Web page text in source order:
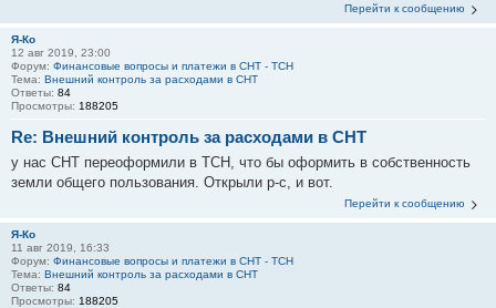
Перейти к сообщению
Я-Ко
12 авг 2019, 23:00
Форум: Финансовые вопросы и платежи в СНТ - ТСН
Тема: Внешний контроль за расходами в СНТ
Ответы: 84
Просмотры: 188205
Re: Внешний контроль за расходами в СНТ
у нас СНТ переоформили в ТСН, что бы оформить в собственность
земли общего пользования. Открыли р-с, и вот.
Перейти к сообщению
Я-Ко
11 авг 2019, 16:33
Форум: Финансовые вопросы и платежи в СНТ - ТСН
Тема: Внешний контроль за расходами в СНТ
Ответы: 84
Просмотры: 188205